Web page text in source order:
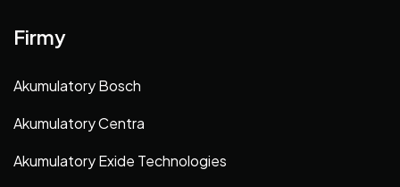
Firmy
Akumulatory Bosch
Akumulatory Centra
Akumulatory Exide Technologies